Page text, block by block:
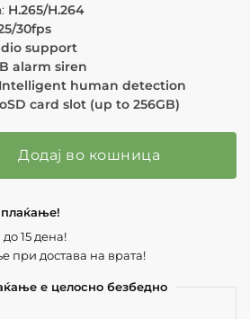
H.265/H.264
30fps
support
alarm siren
Intelligent human detection
card slot (up to 256GB)
Додај во кошница
15 дена!
при достава на врата!
е целосно безбедно